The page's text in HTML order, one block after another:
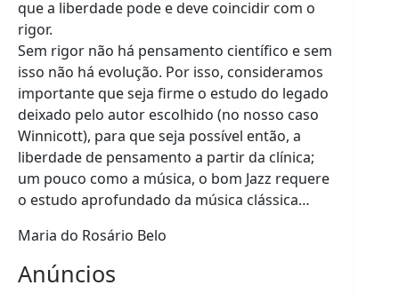
que a liberdade pode e deve coincidir com o
rigor.
Sem rigor não há pensamento científico e sem
isso não há evolução. Por isso, consideramos
importante que seja firme o estudo do legado
deixado pelo autor escolhido (no nosso caso
Winnicott), para que seja possível então, a
liberdade de pensamento a partir da clínica;
um pouco como a música, o bom Jazz requere
o estudo aprofundado da música clássica…
Maria do Rosário Belo
Anúncios